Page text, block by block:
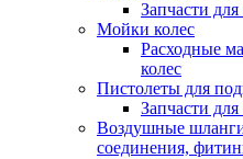
Запчасти для
Мойки колес
Расходные
колес
Пистолеты для
Запчасти
Воздушные
соединения,